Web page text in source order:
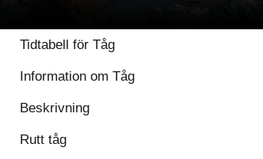
Tidtabell för Tåg
Information om Tåg
Beskrivning
Rutt tåg